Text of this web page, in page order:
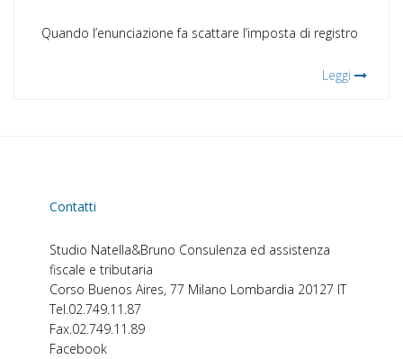
Quando l’enunciazione fa scattare l’imposta di registro
Leggi
Contatti
Studio Natella&Bruno Consulenza ed assistenza
fiscale e tributaria
Corso Buenos Aires, 77 Milano Lombardia 20127 IT
Tel.02.749.11.87
Fax.02.749.11.89
Facebook